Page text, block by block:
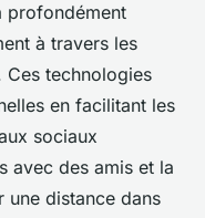
profondément
à travers les
technologies
en facilitant les
sociaux
avec des amis et la
une distance dans